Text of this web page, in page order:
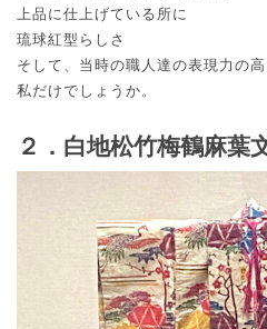
上品に仕上げている所に
琉球紅型らしさ
そして、当時の職人達の表現力の
私だけでしょうか。
２．白地松竹梅鶴麻葉